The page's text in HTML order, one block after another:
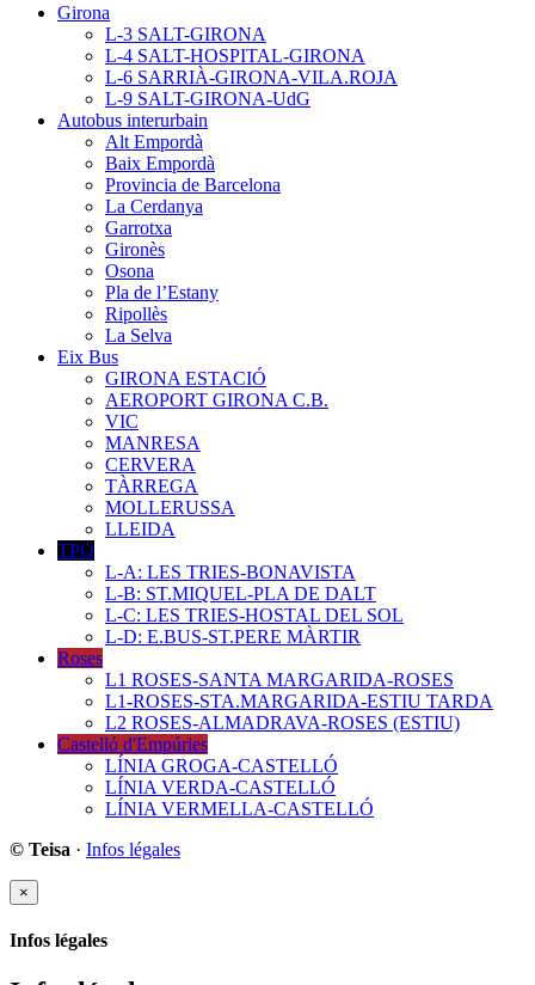
Girona
L-3 SALT-GIRONA
L-4 SALT-HOSPITAL-GIRONA
L-6 SARRIÀ-GIRONA-VILA.ROJA
L-9 SALT-GIRONA-UdG
Autobus interurbain
Alt Empordà
Baix Empordà
Provincia de Barcelona
La Cerdanya
Garrotxa
Gironès
Osona
Pla de l’Estany
Ripollès
La Selva
Eix Bus
GIRONA ESTACIÓ
AEROPORT GIRONA C.B.
VIC
MANRESA
CERVERA
TÀRREGA
MOLLERUSSA
LLEIDA
TPO
L-A: LES TRIES-BONAVISTA
L-B: ST.MIQUEL-PLA DE DALT
L-C: LES TRIES-HOSTAL DEL SOL
L-D: E.BUS-ST.PERE MÀRTIR
Roses
L1 ROSES-SANTA MARGARIDA-ROSES
L1-ROSES-STA.MARGARIDA-ESTIU TARDA
L2 ROSES-ALMADRAVA-ROSES (ESTIU)
Castelló d'Empúries
LÍNIA GROGA-CASTELLÓ
LÍNIA VERDA-CASTELLÓ
LÍNIA VERMELLA-CASTELLÓ
© Teisa · Infos légales
×
Infos légales